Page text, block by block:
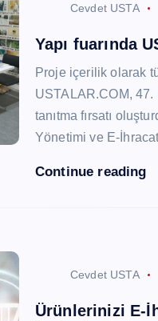
Cevdet USTA
Yapı fuarında
Proje içerilik olarak
USTALAR.COM, 47.
tanıtma fırsatı
Yönetimi ve E-
Continue reading
Cevdet USTA
Ürünlerinizi E-